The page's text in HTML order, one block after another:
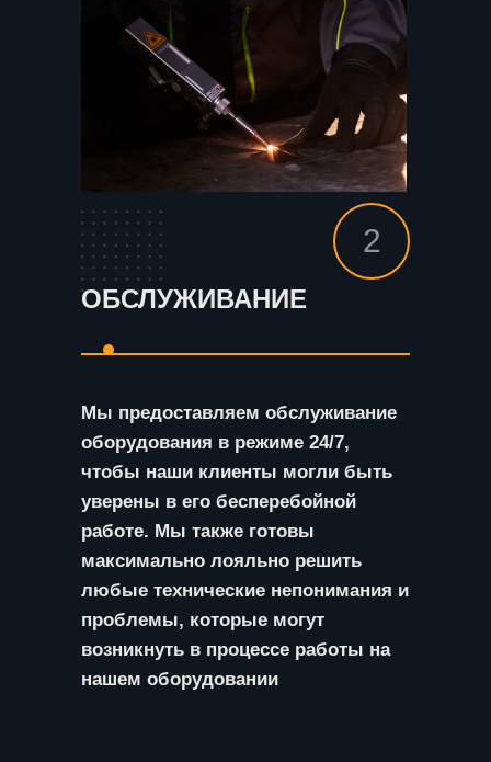
2
ОБСЛУЖИВАНИЕ
Мы предоставляем обслуживание
оборудования в режиме 24/7,
чтобы наши клиенты могли быть
уверены в его бесперебойной
работе. Мы также готовы
максимально лояльно решить
любые технические непонимания и
проблемы, которые могут
возникнуть в процессе работы на
нашем оборудовании